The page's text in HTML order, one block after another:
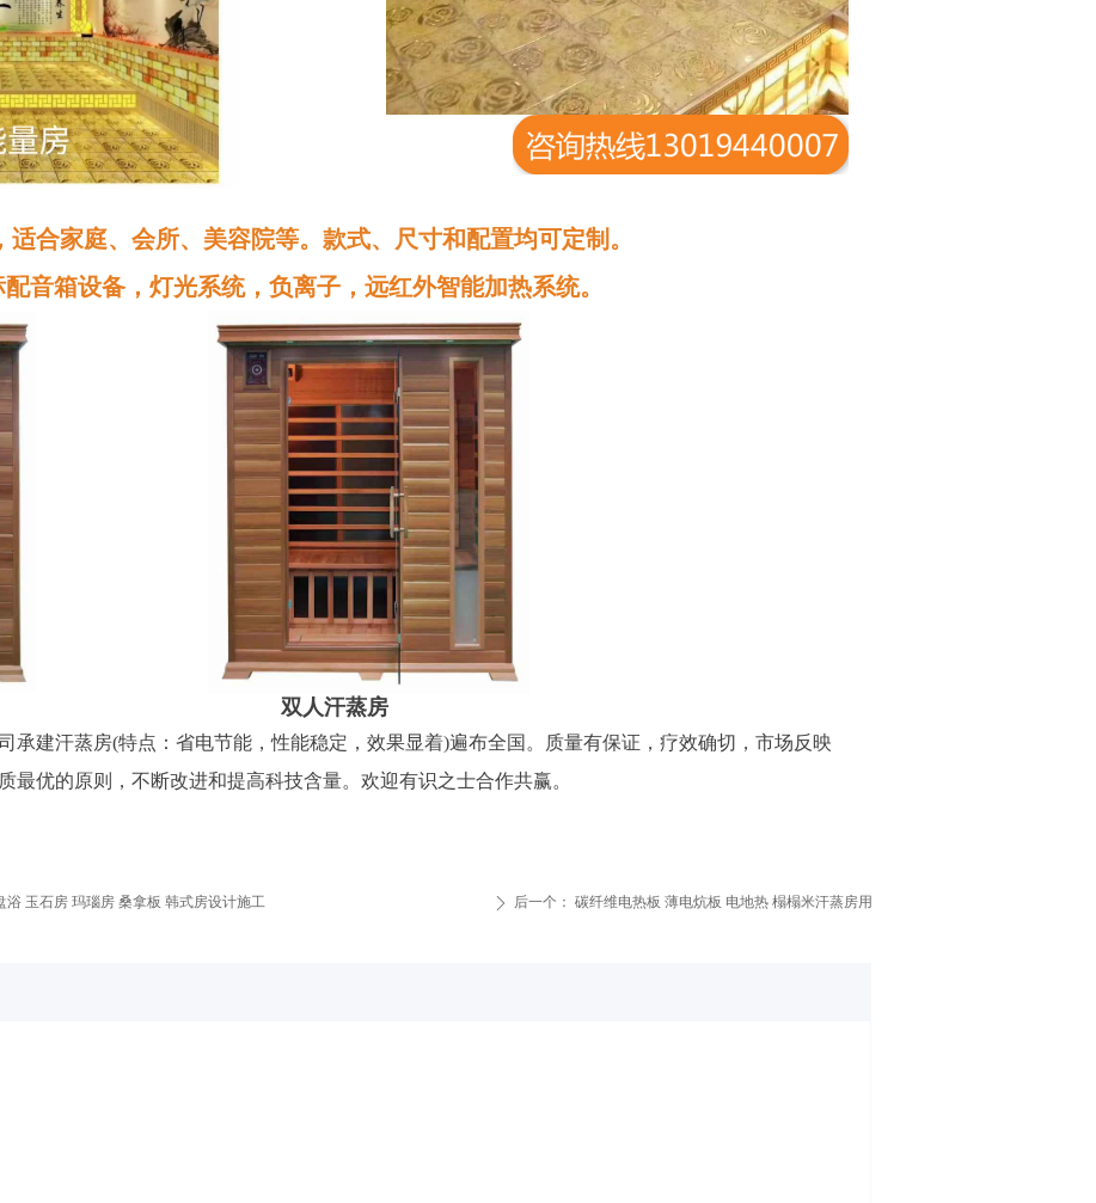
玉石房 玛瑙房 桑拿板 韩式房设计施工 ꄲ 后一个： 碳纤维电热板 薄电炕板 电地热 榻榻米汗蒸房用
合家庭、会所、美容院等。款式、尺寸和配置均可定制。
备，灯光系统，负离子，远红外智能加热系统。
蒸房 双人汗蒸房
建汗蒸房(特点：省电节能，性能稳定，效果显着)遍布全国。质量有保证，疗效确切，市场反映
最优的原则，不断改进和提高科技含量。欢迎有识之士合作共赢。